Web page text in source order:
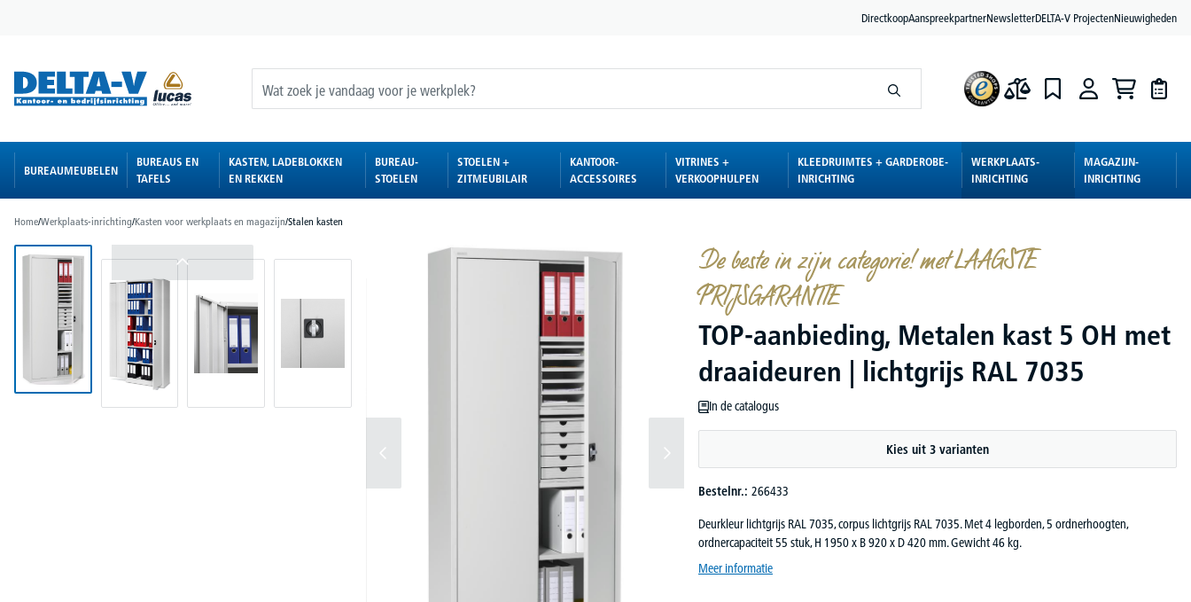
DirectkoopAanspreekpartnerNewsletterDELTA-V ProjectenNieuwigheden
BUREAUMEUBELEN
BUREAUS EN
TAFELS
KASTEN, LADEBLOKKEN
EN REKKEN
BUREAU-
STOELEN
STOELEN +
ZITMEUBILAIR
KANTOOR-
ACCESSOIRES
VITRINES +
VERKOOPHULPEN
KLEEDRUIMTES + GARDEROBE-
INRICHTING
WERKPLAATS-
INRICHTING
MAGAZIJN-
INRICHTING
Home/Werkplaats-inrichting/Kasten voor werkplaats en magazijn/Stalen kasten
Afbeeldingengalerij overslaan
De beste in zijn categorie! met LAAGSTE
PRIJSGARANTIE
TOP-aanbieding, Metalen kast 5 OH met
draaideuren | lichtgrijs RAL 7035
In de catalogus
Kies uit 3 varianten
Bestelnr.: 266433
Deurkleur lichtgrijs RAL 7035, corpus lichtgrijs RAL 7035. Met 4 legborden, 5 ordnerhoogten,
ordnercapaciteit 55 stuk, H 1950 x B 920 x D 420 mm. Gewicht 46 kg.
Meer informatie